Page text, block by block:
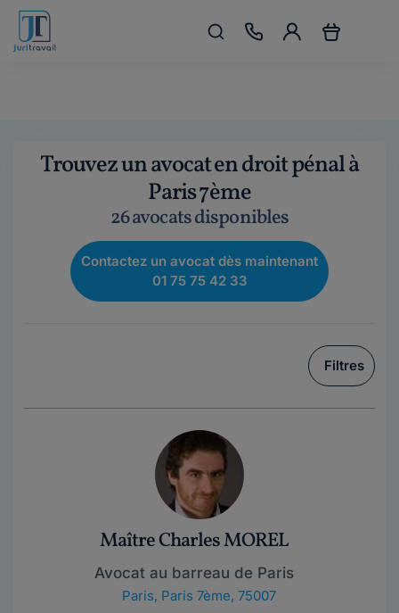
Trouvez un avocat en droit pénal à
Paris 7ème
26 avocats disponibles
Contactez un avocat dès maintenant
01 75 75 42 33
Filtres
Maître Charles MOREL
Avocat au barreau de Paris
Paris, Paris 7ème, 75007